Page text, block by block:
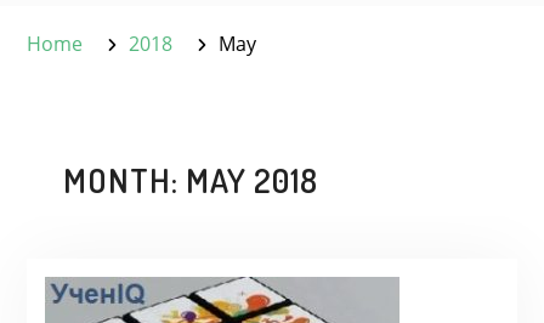
Home 2018 May
MONTH: MAY 2018